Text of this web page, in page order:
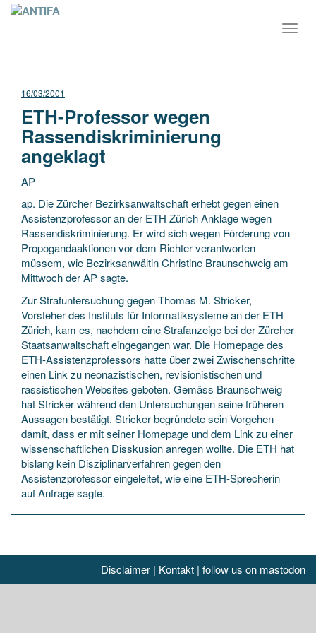
16/03/2001
ETH-Professor wegen
Rassendiskriminierung
angeklagt
AP
ap. Die Zürcher Bezirksanwaltschaft erhebt gegen einen
Assistenzprofessor an der ETH Zürich Anklage wegen
Rassendiskriminierung. Er wird sich wegen Förderung von
Propogandaaktionen vor dem Richterverantworten
müssem, wie Bezirksanwältin Christine Braunschweig am
Mittwoch der AP sagte.
Zur Strafuntersuchung gegen Thomas M. Stricker,
Vorsteher des Instituts für Informatiksysteme an der ETH
Zürich, kam es, nachdem eine Strafanzeige bei der Zürcher
Staatsanwaltschaft eingegangen war. Die Homepage des
ETH-Assistenzprofessors hatte über zwei Zwischenschritte
einen Link zu neonazistischen, revisionistischen und
rassistischen Websites geboten. Gemäss Braunschweig
hat Stricker während den Untersuchungen seine früheren
Aussagen bestätigt. Stricker begründete sein Vorgehen
damit, dass er mit seiner Homepage und dem Link zu einer
wissenschaftlichen Disskusion anregen wollte. Die ETH hat
bislang kein Disziplinarverfahren gegen den
Assistenzprofessor eingeleitet, wie eine ETH-Sprecherin
auf Anfrage sagte.
Disclaimer | Kontakt | follow us on mastodon